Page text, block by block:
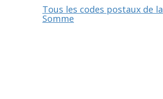
Tous les codes postaux de la
Somme